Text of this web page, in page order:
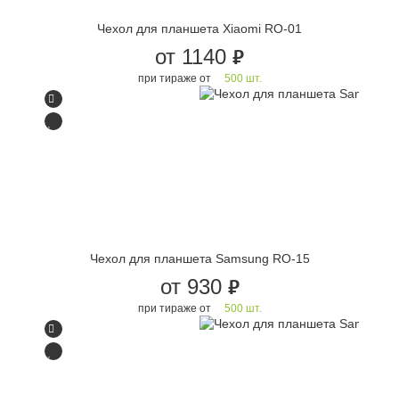
Чехол для планшета Xiaomi RO-01
от 1140 руб.
при тираже от 500 шт.
Чехол для планшета Samsung RO-15
от 930 руб.
при тираже от 500 шт.